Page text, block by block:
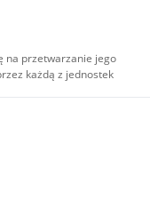
na przetwarzanie jego
każdą z jednostek